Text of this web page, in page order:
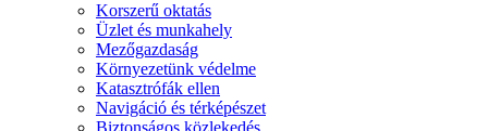
Korszerű oktatás
Üzlet és munkahely
Mezőgazdaság
Környezetünk védelme
Katasztrófák ellen
Navigáció és térképészet
Biztonságos közlekedés